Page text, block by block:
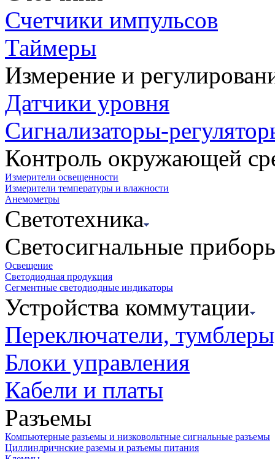
Счетчики импульсов
Таймеры
Измерение и
Датчики уровня
Сигнализаторы-
Контроль окружающей
Измерители освещенности
Измерители температуры и влажности
Анемометры
Светотехника
Светосигнальные
Освещение
Светодиодная продукция
Сегментные светодиодные индикаторы
Устройства коммутации
Переключатели,
Блоки управления
Кабели и платы
Разъемы
Компьютерные разъемы и низковольтные сигнальные разъемы
Циллиндричнские раземы и разъемы питания